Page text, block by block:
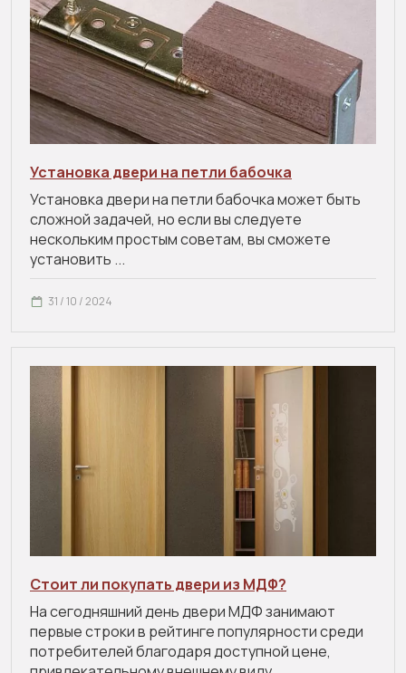
Установка двери на петли бабочка
Установка двери на петли бабочка может быть
сложной задачей, но если вы следуете
нескольким простым советам, вы сможете
установить ...
31 / 10 / 2024
Стоит ли покупать двери из МДФ?
На сегодняшний день двери МДФ занимают
первые строки в рейтинге популярности среди
потребителей благодаря доступной цене,